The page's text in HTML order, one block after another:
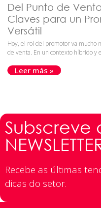
Del Punto de
Claves para un
Versátil
Hoy, el rol del promotor va mucho
de venta. En un contexto híbrido y
Leer más »
Subscreve
Recebe as últimas
dicas do setor.